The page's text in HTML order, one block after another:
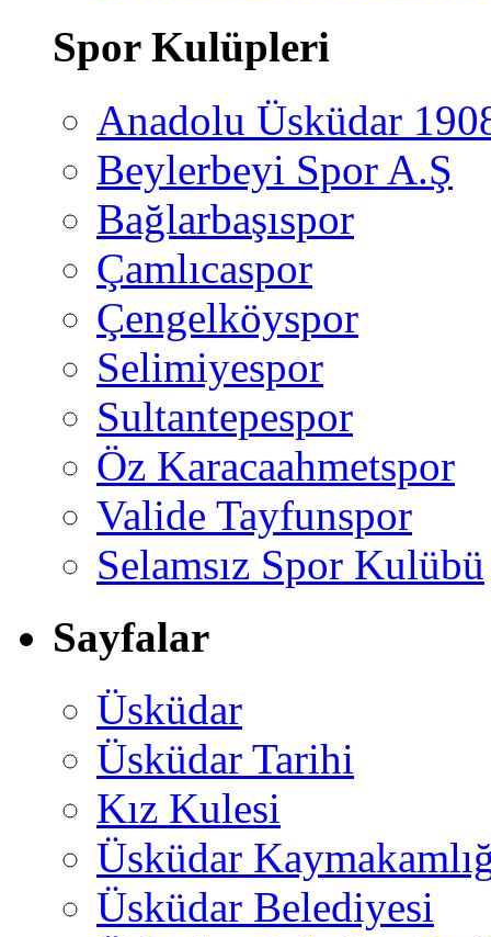
Spor Kulüpleri
Anadolu Üsküdar
Beylerbeyi Spor A.Ş
Bağlarbaşıspor
Çamlıcaspor
Çengelköyspor
Selimiyespor
Sultantepespor
Öz Karacaahmetspor
Valide Tayfunspor
Selamsız Spor Kulübü
Sayfalar
Üsküdar
Üsküdar Tarihi
Kız Kulesi
Üsküdar
Üsküdar Belediyesi